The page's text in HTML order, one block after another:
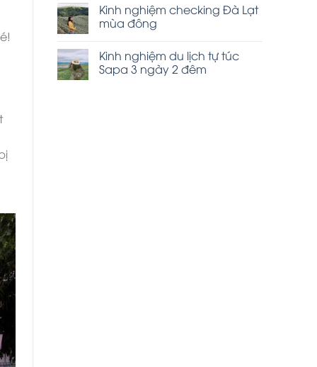
Kinh nghiệm checking Đà Lạt
mùa đông
Kinh nghiệm du lịch tự túc
Sapa 3 ngày 2 đêm